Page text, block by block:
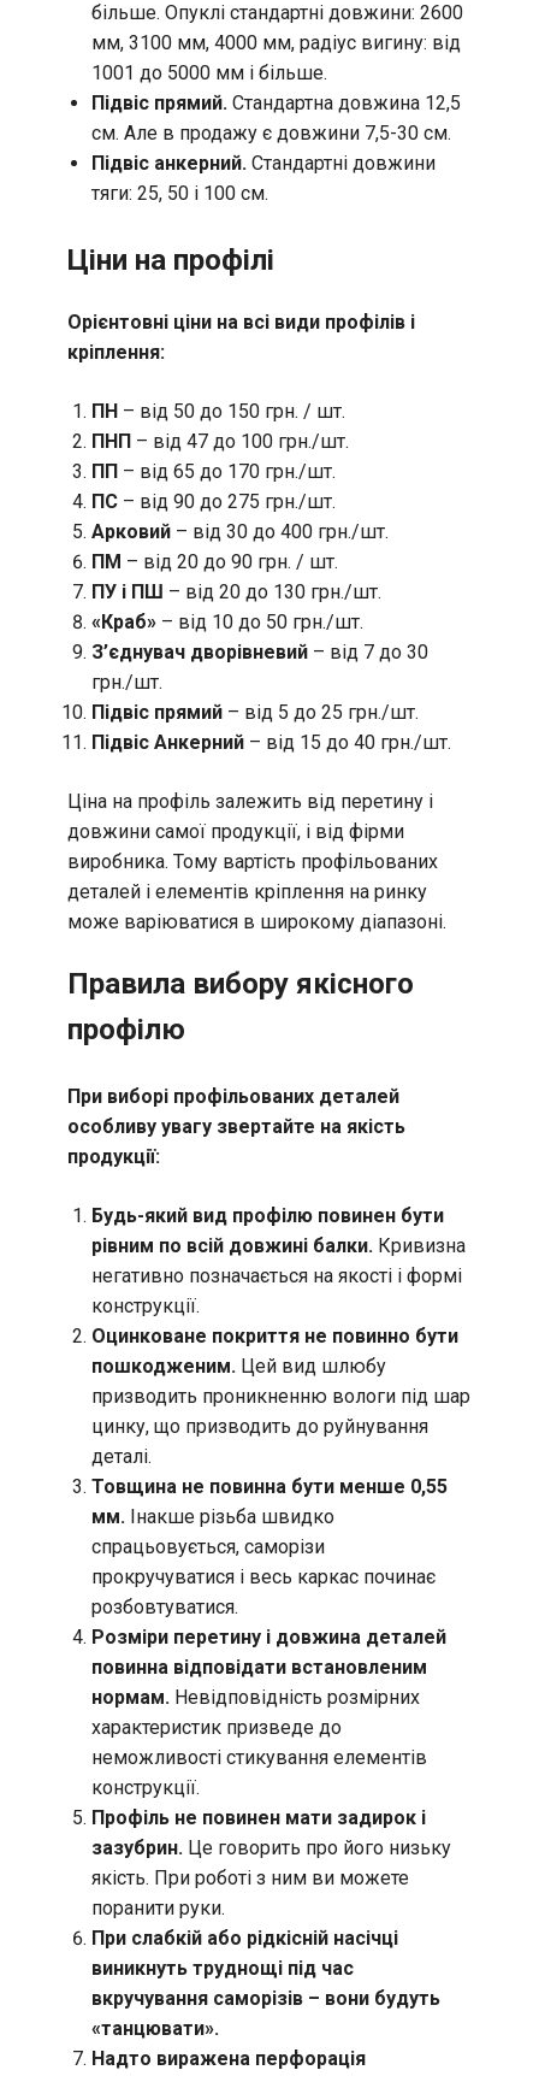
більше. Опуклі стандартні довжини: 2600
мм, 3100 мм, 4000 мм, радіус вигину: від
1001 до 5000 мм і більше.
Підвіс прямий. Стандартна довжина 12,5
см. Але в продажу є довжини 7,5-30 см.
Підвіс анкерний. Стандартні довжини
тяги: 25, 50 і 100 см.
Ціни на профілі
Орієнтовні ціни на всі види профілів і
кріплення:
ПН – від 50 до 150 грн. / шт.
ПНП – від 47 до 100 грн./шт.
ПП – від 65 до 170 грн./шт.
ПС – від 90 до 275 грн./шт.
Арковий – від 30 до 400 грн./шт.
ПМ – від 20 до 90 грн. / шт.
ПУ і ПШ – від 20 до 130 грн./шт.
«Краб» – від 10 до 50 грн./шт.
З’єднувач дворівневий – від 7 до 30
грн./шт.
Підвіс прямий – від 5 до 25 грн./шт.
Підвіс Анкерний – від 15 до 40 грн./шт.
Ціна на профіль залежить від перетину і
довжини самої продукції, і від фірми
виробника. Тому вартість профільованих
деталей і елементів кріплення на ринку
може варіюватися в широкому діапазоні.
Правила вибору якісного
профілю
При виборі профільованих деталей
особливу увагу звертайте на якість
продукції:
Будь-який вид профілю повинен бути
рівним по всій довжині балки. Кривизна
негативно позначається на якості і формі
конструкції.
Оцинковане покриття не повинно бути
пошкодженим. Цей вид шлюбу
призводить проникненню вологи під шар
цинку, що призводить до руйнування
деталі.
Товщина не повинна бути менше 0,55
мм. Інакше різьба швидко
спрацьовується, саморізи
прокручуватися і весь каркас починає
розбовтуватися.
Розміри перетину і довжина деталей
повинна відповідати встановленим
нормам. Невідповідність розмірних
характеристик призведе до
неможливості стикування елементів
конструкції.
Профіль не повинен мати задирок і
зазубрин. Це говорить про його низьку
якість. При роботі з ним ви можете
поранити руки.
При слабкій або рідкісній насічці
виникнуть труднощі під час
вкручування саморізів – вони будуть
«танцювати».
Надто виражена перфорація